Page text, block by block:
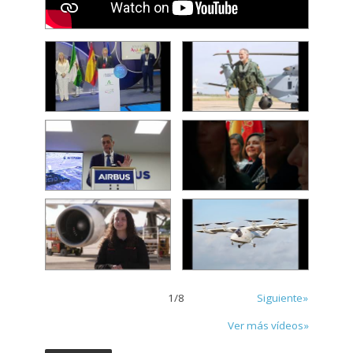
1/8
Siguiente»
Ver más vídeos»